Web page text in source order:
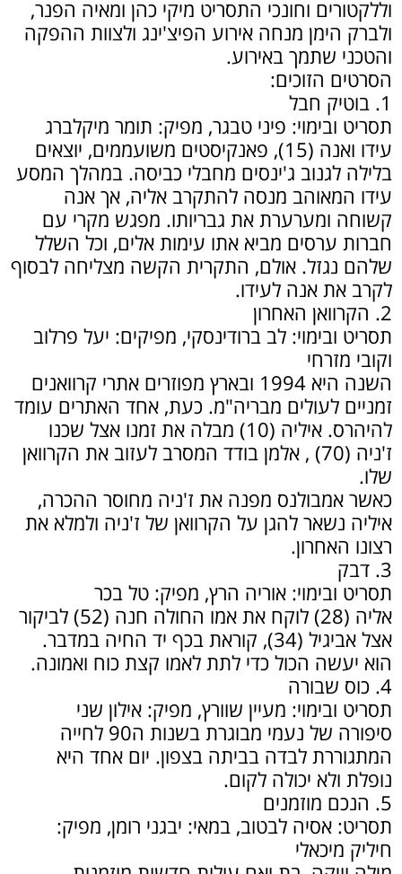
וללקטורים וחונכי התסריט מיקי כהן ומאיה הפנר,
ולברק הימן מנחה אירוע הפיצ'ינג ולצוות ההפקה
והטכני שתמך באירוע.
הסרטים הזוכים:
1. בוטיק חבל
תסריט ובימוי: פיני טבגר, מפיק: תומר מיקלברג
עידו ואנה (15), פאנקיסטים משועממים, יוצאים
בלילה לגנוב ג'ינסים מחבלי כביסה. במהלך המסע
עידו המאוהב מנסה להתקרב אליה, אך אנה
קשוחה ומערערת את גבריותו. מפגש מקרי עם
חברות ערסים מביא אתו עימות אלים, וכל השלל
שלהם נגזל. אולם, התקרית הקשה מצליחה לבסוף
לקרב את אנה לעידו.
2. הקרוואן האחרון
תסריט ובימוי: לב ברודינסקי, מפיקים: יעל פרלוב
וקובי מזרחי
השנה היא 1994 ובארץ מפוזרים אתרי קרוואנים
זמניים לעולים מבריה"מ. כעת, אחד האתרים עומד
להיהרס. איליה (10) מבלה את זמנו אצל שכנו
ז'ניה (70) , אלמן בודד המסרב לעזוב את הקרוואן
שלו.
כאשר אמבולנס מפנה את ז'ניה מחוסר ההכרה,
איליה נשאר להגן על הקרוואן של ז'ניה ולמלא את
רצונו האחרון.
3. דבק
תסריט ובימוי: אוריה הרץ, מפיק: טל בכר
אליה (28) לוקח את אמו החולה חנה (52) לביקור
אצל אביגיל (34), קוראת בכף יד החיה במדבר.
הוא יעשה הכול כדי לתת לאמו קצת כוח ואמונה.
4. כוס שבורה
תסריט ובימוי: מעיין שוורץ, מפיק: אילון שני
סיפורה של נעמי מבוגרת בשנות ה90 לחייה
המתגוררת לבדה בביתה בצפון. יום אחד היא
נופלת ולא יכולה לקום.
5. הנכם מוזמנים
תסריט: אסיה לבטוב, במאי: יבגני רומן, מפיק:
חיליק מיכאלי